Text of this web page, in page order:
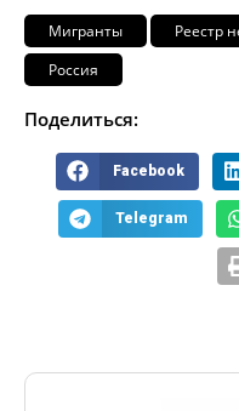
Мигранты
Реестр
Россия
Поделиться:
Facebook
Telegram